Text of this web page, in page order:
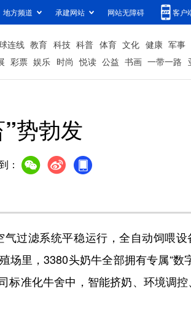
地方频道 承建网站 网站无障碍 客户
连线 教育 科技 科普 体育 文化 健康 军事
彩票 娱乐 时尚 悦读 公益 书画 一带一路
势勃发
：
过滤系统平稳运行，全自动饲喂设
里，3380头奶牛全部拥有专属“数
标准化牛舍中，智能挤奶、环境调